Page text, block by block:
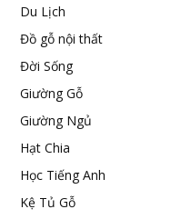
Du Lịch
Đồ gỗ nội thất
Đời Sống
Giường Gỗ
Giường Ngủ
Hạt Chia
Học Tiếng Anh
Kệ Tủ Gỗ